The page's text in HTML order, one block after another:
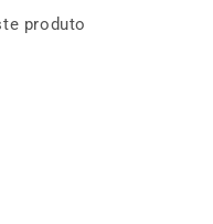
produto